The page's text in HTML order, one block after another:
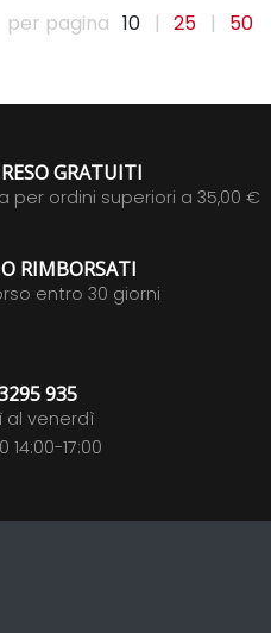
per pagina 10 | 25 | 50
GRATUITI
per ordini superiori a 35,00 €
RIMBORSATI
entro 30 giorni
935
al venerdì
14:00-17:00